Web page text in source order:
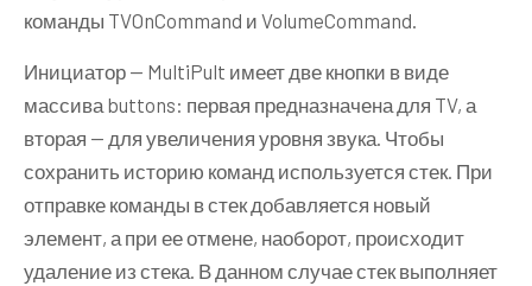
{
void
class
{
public void On()
команды TVOnCommand и VolumeCommand.
Инициатор — MultiPult имеет две кнопки в виде
массива buttons: первая предназначена для TV, а
вторая — для увеличения уровня звука. Чтобы
сохранить историю команд используется стек. При
отправке команды в стек добавляется новый
элемент, а при ее отмене, наоборот, происходит
удаление из стека. В данном случае стек выполняет